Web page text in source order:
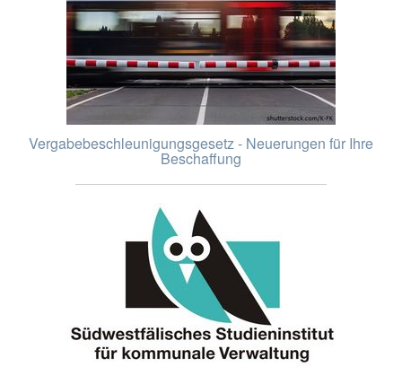
Vergabebeschleunigungsgesetz - Neuerungen für Ihre
Beschaffung